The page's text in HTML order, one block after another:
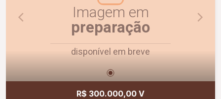
e segurança para toda a família.
Imagem em
preparação
disponível em breve
R$ 300.000,00 V